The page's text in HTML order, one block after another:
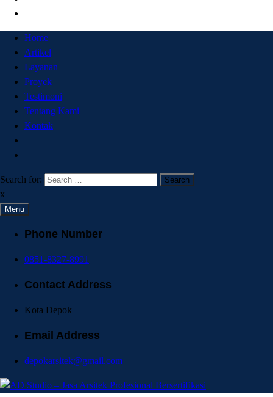
Home
Artikel
Layanan
Proyek
Testimoni
Tentang Kami
Kontak
Search for:
x
Menu
Phone Number
0851-8327-8991
Contact Address
Kota Depok
Email Address
depokarsitek@gmail.com